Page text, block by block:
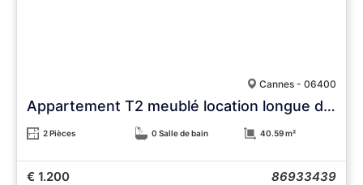
Cannes - 06400
Appartement T2 meublé location longue durée
2 Pièces 0 Salle de bain 40.59 m²
€ 1.200 86933439